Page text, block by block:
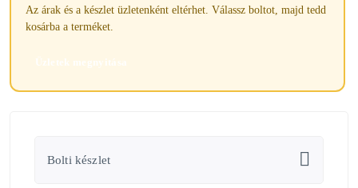
Az árak és a készlet üzletenként eltérhet. Válassz boltot, majd tedd
kosárba a terméket.
Üzletek megnyitása
Bolti készlet